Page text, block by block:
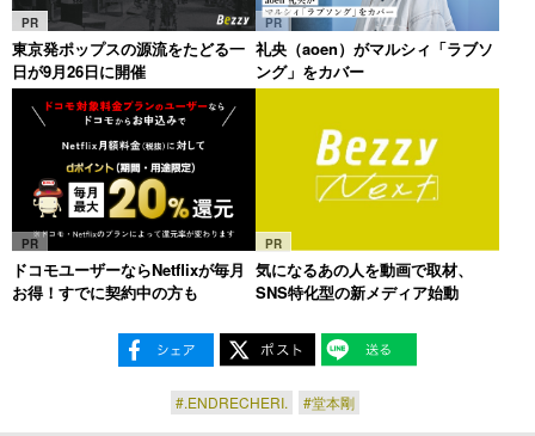
PR
東京発ポップスの源流をたどる一
日が9月26日に開催
PR
礼央（aoen）がマルシィ「ラブソ
ング」をカバー
PR
ドコモユーザーならNetflixが毎月
お得！すでに契約中の方も
PR
気になるあの人を動画で取材、
SNS特化型の新メディア始動
#.ENDRECHERI. #堂本剛